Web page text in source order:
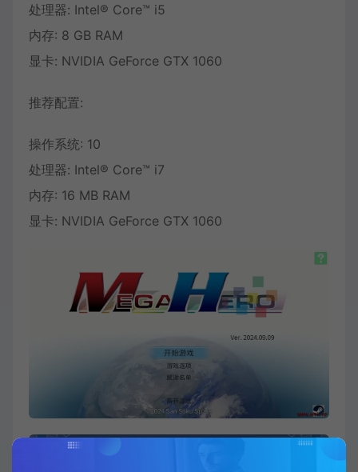
处理器: Intel® Core™ i5
内存: 8 GB RAM
显卡: NVIDIA GeForce GTX 1060
推荐配置:
操作系统: 10
处理器: Intel® Core™ i7
内存: 16 MB RAM
显卡: NVIDIA GeForce GTX 1060